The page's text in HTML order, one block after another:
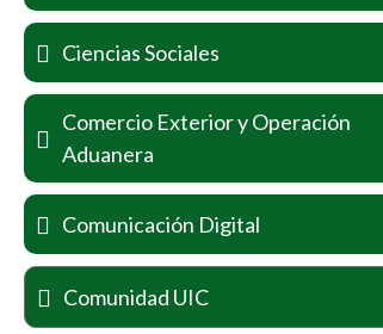
Ciencias Sociales
Comercio Exterior y Operación
Aduanera
Comunicación Digital
Comunidad UIC